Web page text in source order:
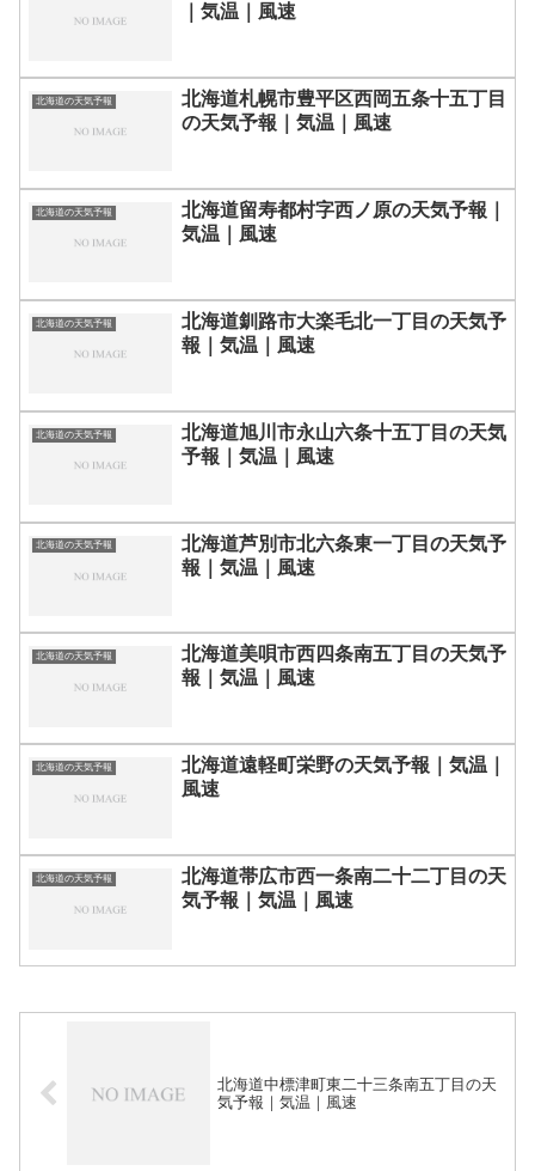
｜気温｜風速
北海道の天気予報
北海道札幌市豊平区西岡五条十五丁目
の天気予報｜気温｜風速
北海道の天気予報
北海道留寿都村字西ノ原の天気予報｜
気温｜風速
北海道の天気予報
北海道釧路市大楽毛北一丁目の天気予
報｜気温｜風速
北海道の天気予報
北海道旭川市永山六条十五丁目の天気
予報｜気温｜風速
北海道の天気予報
北海道芦別市北六条東一丁目の天気予
報｜気温｜風速
北海道の天気予報
北海道美唄市西四条南五丁目の天気予
報｜気温｜風速
北海道の天気予報
北海道遠軽町栄野の天気予報｜気温｜
風速
北海道の天気予報
北海道帯広市西一条南二十二丁目の天
気予報｜気温｜風速
北海道中標津町東二十三条南五丁目の天
気予報｜気温｜風速